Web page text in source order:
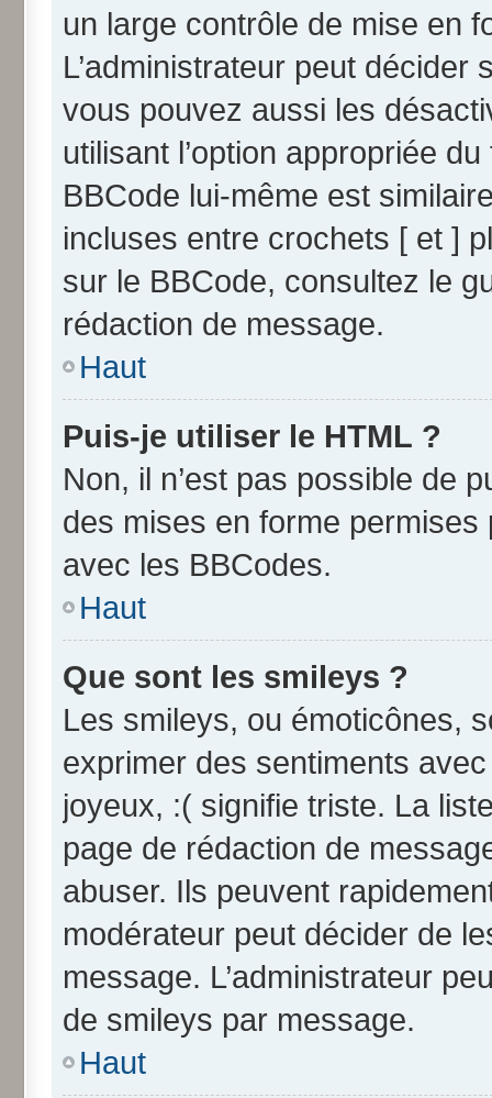
un large contrôle de mise en
L’administrateur peut
vous pouvez aussi les
utilisant l’option appropriée
BBCode lui-même est
incluses entre crochets [ et ]
sur le BBCode, consultez le
rédaction de message.
Haut
Puis-je utiliser le HTML ?
Non, il n’est pas possible de
des mises en forme
avec les BBCodes.
Haut
Que sont les smileys ?
Les smileys, ou émoticônes,
exprimer des sentiments
joyeux, :( signifie triste. La
page de rédaction de
abuser. Ils peuvent
modérateur peut décider de
message. L’administrateur
de smileys par message.
Haut